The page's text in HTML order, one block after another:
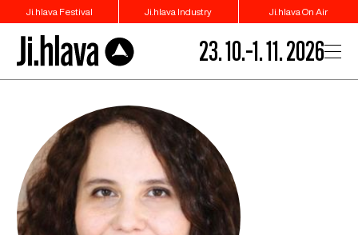
Ji.hlava Festival Ji.hlava Industry Ji.hlava On Air
23. 10.–1. 11. 2026